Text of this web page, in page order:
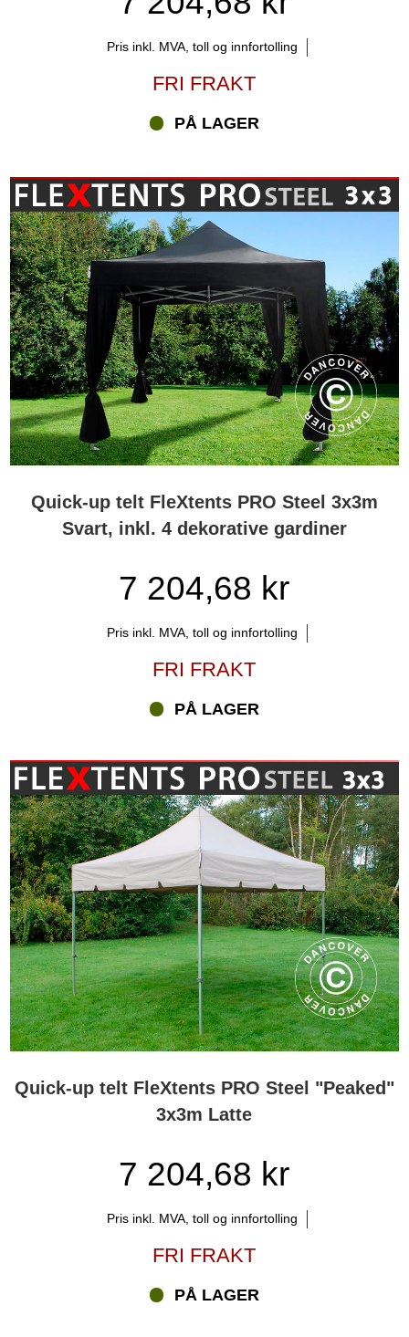
Pris inkl. MVA, toll og innfortolling
FRI FRAKT
PÅ LAGER
Quick-up telt FleXtents PRO Steel 3x3m
Svart, inkl. 4 dekorative gardiner
7 204,68 kr
Pris inkl. MVA, toll og innfortolling
FRI FRAKT
PÅ LAGER
Quick-up telt FleXtents PRO Steel "Peaked"
3x3m Latte
7 204,68 kr
Pris inkl. MVA, toll og innfortolling
FRI FRAKT
PÅ LAGER